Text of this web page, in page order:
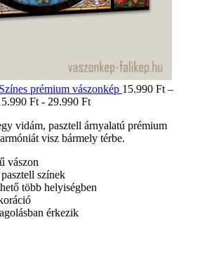
prémium vászonkép 15.990 Ft –
Ft - 29.990 Ft
vidám, pasztell árnyalatú prémium
visz bármely térbe.
vászon
színek
több helyiségben
érkezik